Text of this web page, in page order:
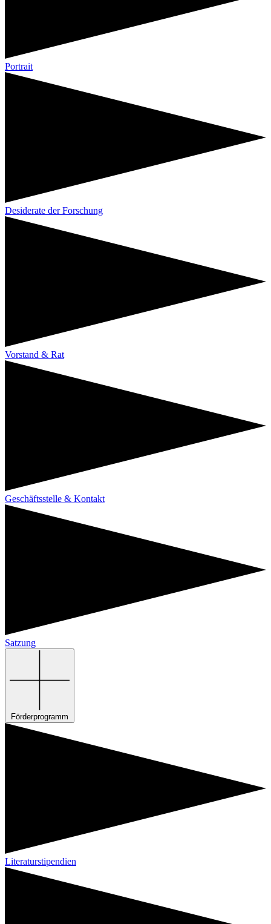
Portrait
Desiderate der Forschung
Vorstand & Rat
Geschäftsstelle & Kontakt
Satzung
Förderprogramm
Literaturstipendien